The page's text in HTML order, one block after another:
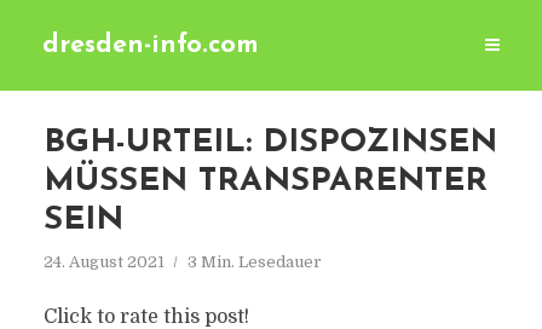
dresden-info.com
BGH-URTEIL: DISPOZINSEN
MÜSSEN TRANSPARENTER
SEIN
24. August 2021 3 Min. Lesedauer
Click to rate this post!